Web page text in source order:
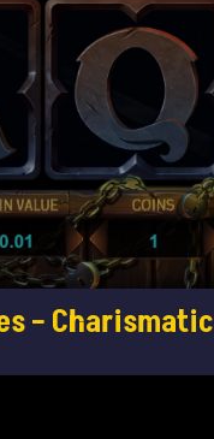
– Charismatic